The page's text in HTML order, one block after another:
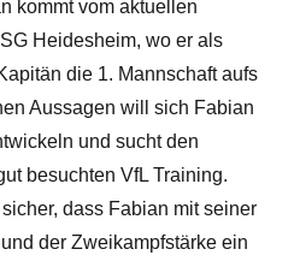
kommt vom aktuellen
Heidesheim, wo er als
die 1. Mannschaft aufs
Aussagen will sich Fabian
und sucht den
besuchten VfL Training.
dass Fabian mit seiner
der Zweikampfstärke ein